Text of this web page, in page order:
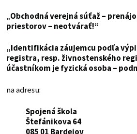
„Obchodná verejná súťaž –
priestorov – neotvárať!“
„Identifikácia záujemcu podľa
registra, resp. živnostenského
účastníkom je fyzická osoba –
na adresu:
Spojená škola
Štefánikova 64
085 01 Bardejov